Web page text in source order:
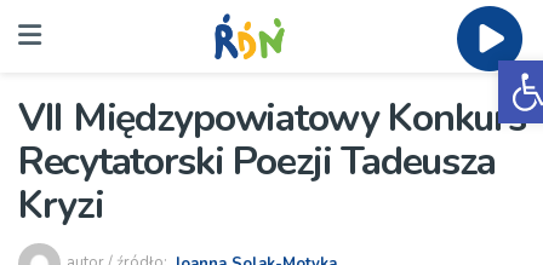
VII Międzypowiatowy Konkurs
Recytatorski Poezji Tadeusza
Kryzi